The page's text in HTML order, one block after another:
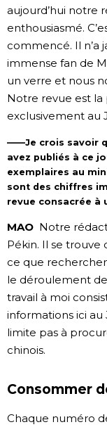
aujourd’hui notre
enthousiasmé.
commencé. Il n’a
immense fan de
un verre et nous
Notre revue est la
exclusivement au
——Je crois savoir
avez publiés à ce
exemplaires au
sont des chiffres
revue consacrée à
MAONotre
Pékin. Il se trouve
ce que
le déroulement
travail à moi
informations ici au
limite pas à
chinois.
Consommer
Chaque numéro